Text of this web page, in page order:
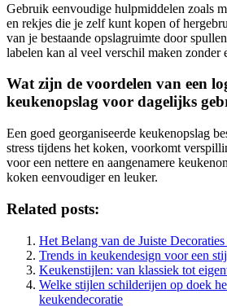
Gebruik eenvoudige hulpmiddelen zoals
en rekjes die je zelf kunt kopen of
van je bestaande opslagruimte door
labelen kan al veel verschil maken zonder
Wat zijn de voordelen van een
keukenopslag voor dagelijks
Een goed georganiseerde keukenopslag
stress tijdens het koken, voorkomt
voor een nettere en aangenamere
koken eenvoudiger en leuker.
Related posts:
Het Belang van de Juiste
Trends in keukendesign voor een
Keukenstijlen: van klassiek tot
Welke stijlen schilderijen op doek
keukendecoratie